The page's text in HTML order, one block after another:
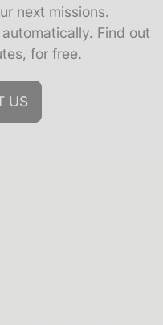
next missions.
Find out
for free.
US